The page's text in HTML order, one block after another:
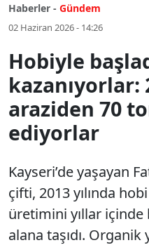
Haberler - Gündem
02 Haziran 2026 - 14:26
Hobiyle
kazanıyorlar:
araziden 70
ediyorlar
Kayseri’de yaşayan
çifti, 2013 yılında
üretimini yıllar
alana taşıdı.